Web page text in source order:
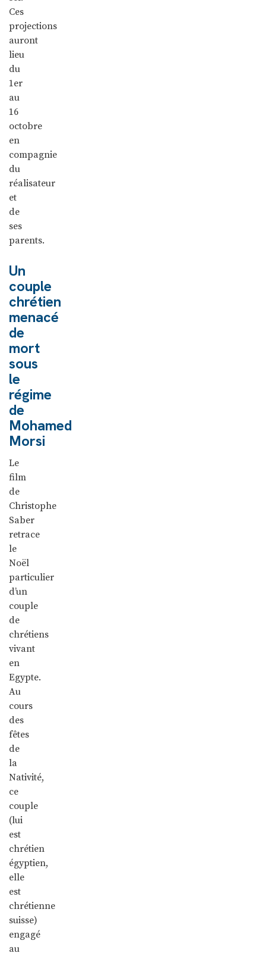
Ces
projections
auront
lieu
du
1er
au
16
octobre
en
compagnie
du
réalisateur
et
de
ses
parents.
Un
couple
chrétien
menacé
de
mort
sous
le
régime
de
Mohamed
Morsi
Le
film
de
Christophe
Saber
retrace
le
Noël
particulier
d’un
couple
de
chrétiens
vivant
en
Egypte.
Au
cours
des
fêtes
de
la
Nativité,
ce
couple
(lui
est
chrétien
égyptien,
elle
est
chrétienne
suisse)
engagé
au